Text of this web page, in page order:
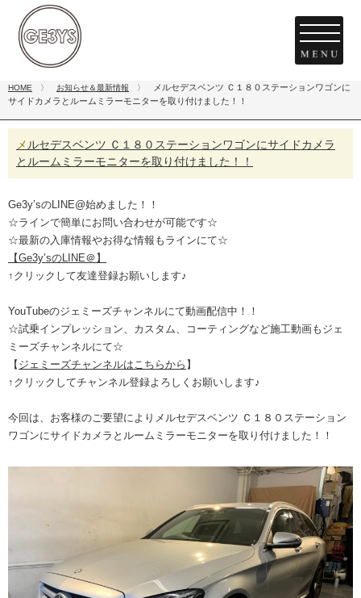
HOME 〉 お知らせ＆最新情報 〉
メルセデスベンツ Ｃ１８０ステーションワゴンに
サイドカメラとルームミラーモニターを取り付けました！！
メルセデスベンツ Ｃ１８０ステーションワゴンにサイドカメラ
とルームミラーモニターを取り付けました！！
Ge3y’sのLINE@始めました！！
☆ラインで簡単にお問い合わせが可能です☆
☆最新の入庫情報やお得な情報もラインにて☆
【Ge3y’sのLINE＠】
↑クリックして友達登録お願いします♪
YouTubeのジェミーズチャンネルにて動画配信中！！
☆試乗インプレッション、カスタム、コーティングなど施工動画もジェ
ミーズチャンネルにて☆
【 ジェミーズチャンネルはこちらから 】
↑クリックしてチャンネル登録よろしくお願いします♪
今回は、お客様のご要望によりメルセデスベンツ Ｃ１８０ステーション
ワゴンにサイドカメラとルームミラーモニターを取り付けました！！